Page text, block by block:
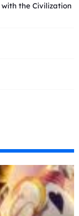
the Civilization